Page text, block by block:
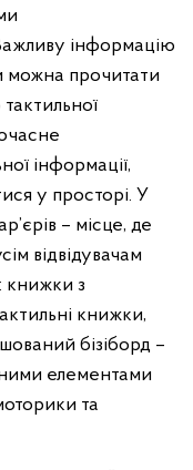
інформацію
можна прочитати
інформації,
у просторі. У
– місце, де
відвідувачам
книжки з
книжки,
бізіборд –
елементами
та